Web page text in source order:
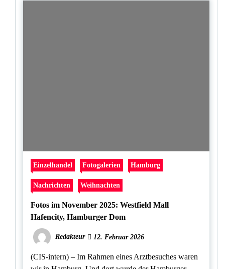
Einzelhandel Fotogalerien Hamburg
Nachrichten Weihnachten
Fotos im November 2025: Westfield Mall
Hafencity, Hamburger Dom
Redakteur 12. Februar 2026
(CIS-intern) – Im Rahmen eines Arztbesuches waren